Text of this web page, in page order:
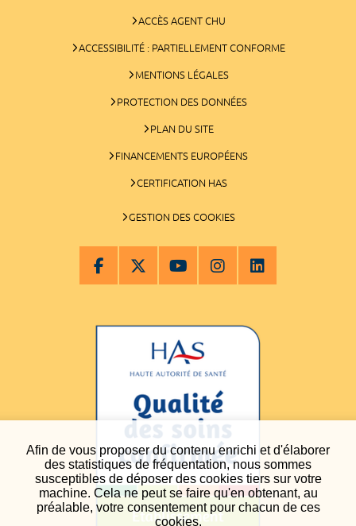
Afin de vous proposer du contenu enrichi et d'élaborer
des statistiques de fréquentation, nous sommes
susceptibles de déposer des cookies tiers sur votre
machine. Cela ne peut se faire qu'en obtenant, au
préalable, votre consentement pour chacun de ces
cookies.
ACCÈS AGENT CHU
ACCESSIBILITÉ : PARTIELLEMENT CONFORME
MENTIONS LÉGALES
PROTECTION DES DONNÉES
PLAN DU SITE
FINANCEMENTS EUROPÉENS
CERTIFICATION HAS
GESTION DES COOKIES